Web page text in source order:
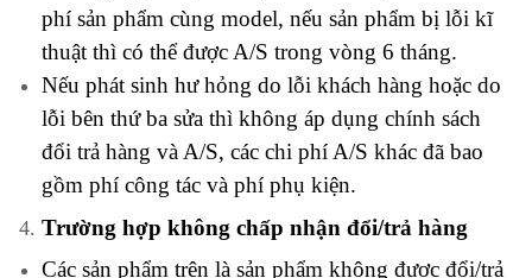
phí sản phẩm cùng model, nếu sản phẩm bị lỗi kĩ
thuật thì có thể được A/S trong vòng 6 tháng.
Nếu phát sinh hư hỏng do lỗi khách hàng hoặc do
lỗi bên thứ ba sửa thì không áp dụng chính sách
đổi trả hàng và A/S, các chi phí A/S khác đã bao
gồm phí công tác và phí phụ kiện.
Trường hợp không chấp nhận đổi/trả hàng
Các sản phẩm trên là sản phẩm không được đổi/trả